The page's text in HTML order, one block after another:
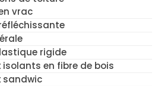
vrac
rigide
isolants en fibre de bois
sandwic